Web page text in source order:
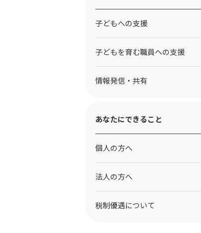
⼦どもへの⽀援
子どもを育む職員への支援
情報発信・共有
あなたにできること
個人の方へ
法人の方へ
税制優遇について